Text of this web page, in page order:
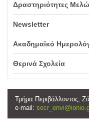
Δραστηριότητες
Newsletter
Ακαδημαϊκό
Θερινά Σχολεία
Τμήμα Περιβάλλοντος,
e-mail: